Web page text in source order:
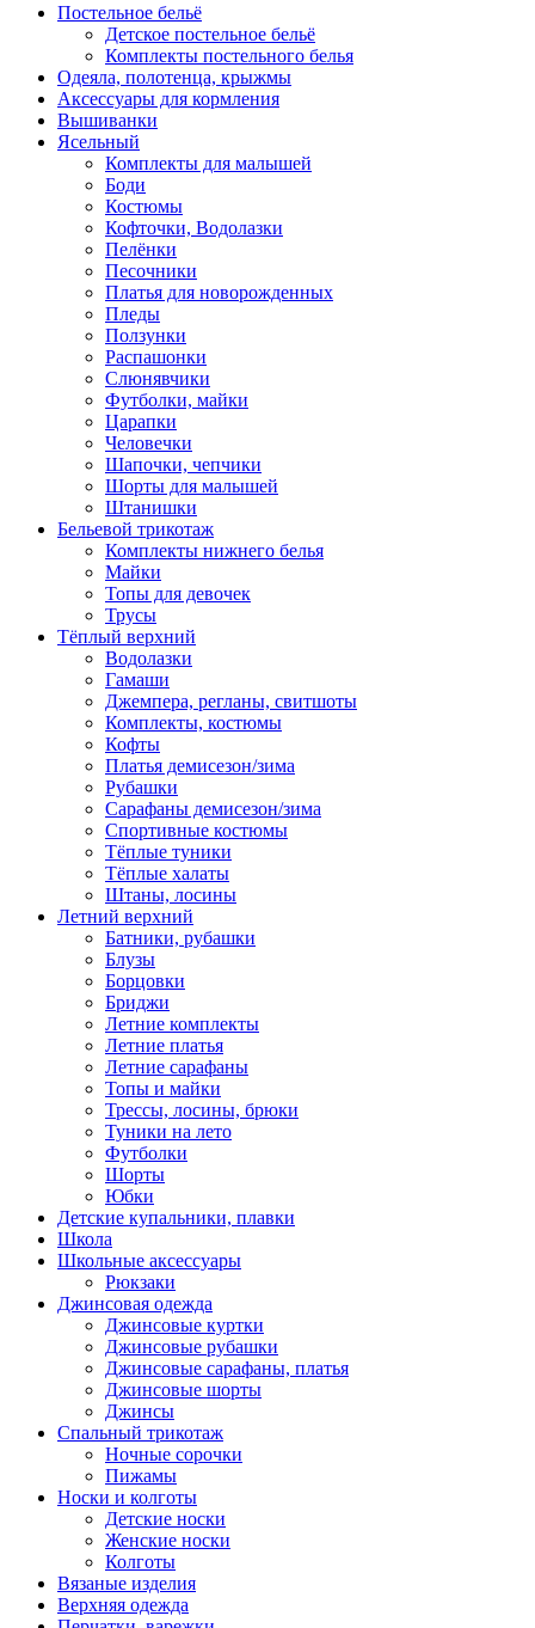
Постельное бельё
Детское постельное бельё
Комплекты постельного белья
Одеяла, полотенца, крыжмы
Аксессуары для кормления
Вышиванки
Ясельный
Комплекты для малышей
Боди
Костюмы
Кофточки, Водолазки
Пелёнки
Песочники
Платья для новорожденных
Пледы
Ползунки
Распашонки
Слюнявчики
Футболки, майки
Царапки
Человечки
Шапочки, чепчики
Шорты для малышей
Штанишки
Бельевой трикотаж
Комплекты нижнего белья
Майки
Топы для девочек
Трусы
Тёплый верхний
Водолазки
Гамаши
Джемпера, регланы, свитшоты
Комплекты, костюмы
Кофты
Платья демисезон/зима
Рубашки
Сарафаны демисезон/зима
Спортивные костюмы
Тёплые туники
Тёплые халаты
Штаны, лосины
Летний верхний
Батники, рубашки
Блузы
Борцовки
Бриджи
Летние комплекты
Летние платья
Летние сарафаны
Топы и майки
Трессы, лосины, брюки
Туники на лето
Футболки
Шорты
Юбки
Детские купальники, плавки
Школа
Школьные аксессуары
Рюкзаки
Джинсовая одежда
Джинсовые куртки
Джинсовые рубашки
Джинсовые сарафаны, платья
Джинсовые шорты
Джинсы
Спальный трикотаж
Ночные сорочки
Пижамы
Носки и колготы
Детские носки
Женские носки
Колготы
Вязаные изделия
Верхняя одежда